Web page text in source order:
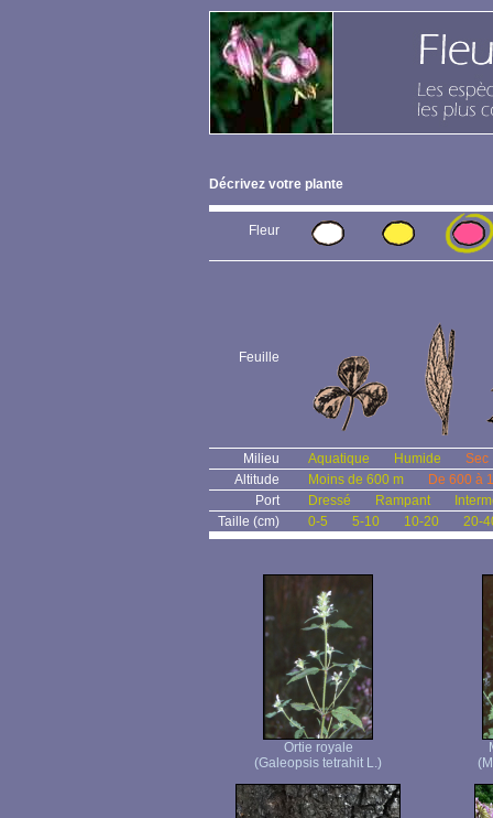
Décrivez votre plante
Fleur
Feuille
Milieu Aquatique Humide
Sec
Altitude
Moins de 600 m
De 600 à
Port
Dressé Rampant
Taille (cm)
0-5 5-10 10-20 20-
Ortie royale
(Galeopsis tetrahit L.)